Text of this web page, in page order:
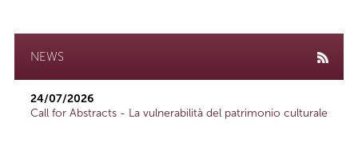
NEWS
24/07/2026
Call for Abstracts - La vulnerabilità del patrimonio culturale